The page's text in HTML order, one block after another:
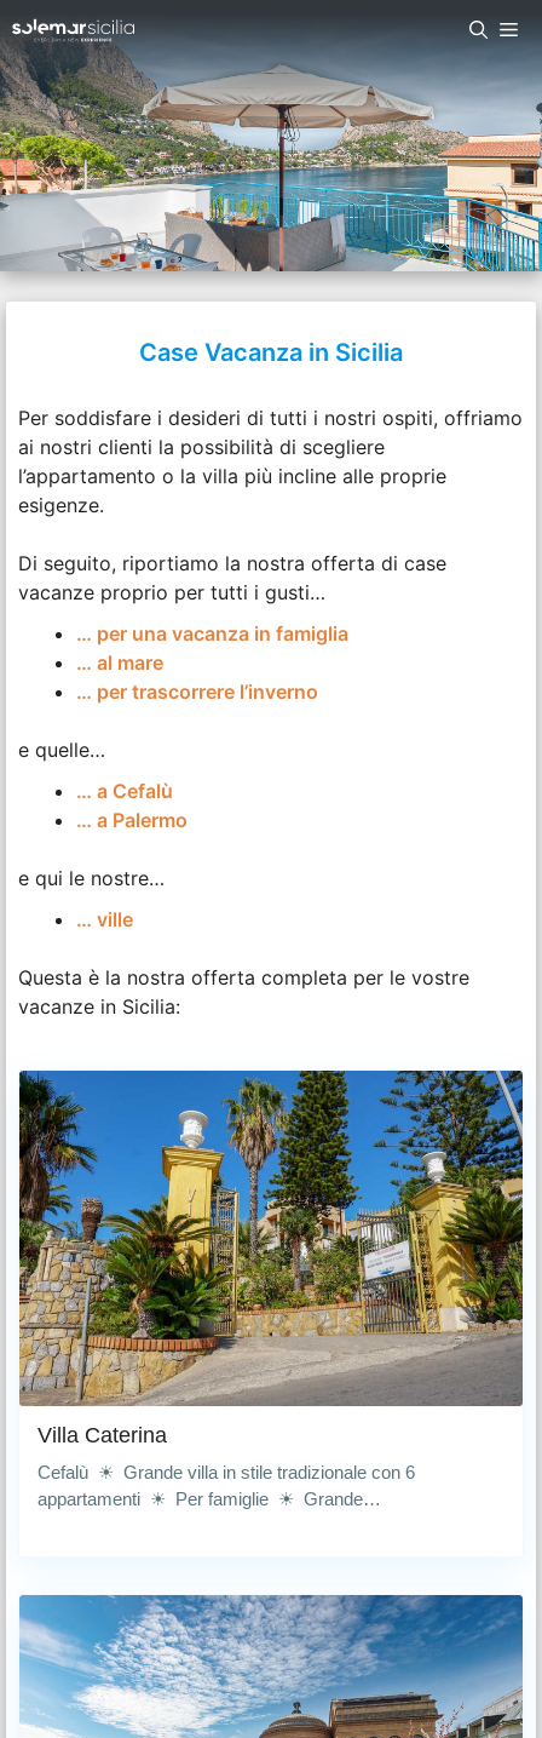
Case Vacanza in Sicilia
Per soddisfare i desideri di tutti i nostri ospiti, offriamo
ai nostri clienti la possibilità di scegliere
l’appartamento o la villa più incline alle proprie
esigenze.
Di seguito, riportiamo la nostra offerta di case
vacanze proprio per tutti i gusti…
… per una vacanza in famiglia
… al mare
… per trascorrere l’inverno
e quelle…
… a Cefalù
… a Palermo
e qui le nostre…
… ville
Questa è la nostra offerta completa per le vostre
vacanze in Sicilia:
Villa Caterina
Cefalù ☀ Grande villa in stile tradizionale con 6
appartamenti ☀ Per famiglie ☀ Grande…